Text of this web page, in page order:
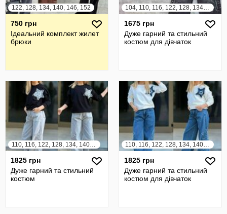
122, 128, 134, 140, 146, 152
750 грн
Ідеальний комплект жилет
брюки
104, 110, 116, 122, 128, 134, 140, 146, 152
1675 грн
Дуже гарний та стильний
костюм для дівчаток
110, 116, 122, 128, 134, 140, 146, 152, 158
1825 грн
Дуже гарний та стильний
костюм
110, 116, 122, 128, 134, 140, 146, 152, 158
1825 грн
Дуже гарний та стильний
костюм для дівчаток